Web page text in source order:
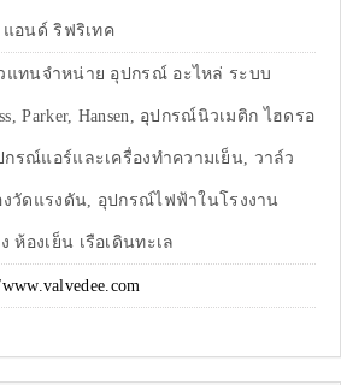
แอนด์ ริฟริเทค
แทนจำหน่าย อุปกรณ์ อะไหล่ ระบบ
Parker, Hansen, อุปกรณ์นิวเมติก ไฮดรอ
รณ์แอร์และเครื่องทำความเย็น, วาล์ว
วัดแรงดัน, อุปกรณ์ไฟฟ้าในโรงงาน
ห้องเย็น เรือเดินทะเล